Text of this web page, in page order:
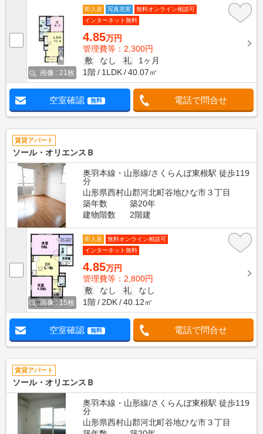
画像 : 21枚
即入居 写真充実
無料オンライン相談可
インターネット無料
4.85万円
管理費等：2,300円
敷
なし 礼
1ヶ月
1階
1LDK 40.07㎡
空室確認 無料 電話で問合せ
賃貸アパート
ソール・オリエンスＢ
奥羽本線・山形線/さくらんぼ東根駅 徒歩119
分
山形県西村山郡河北町谷地ひな市３丁目
築年数
築20年
建物階数
2階建
画像 : 15枚
即入居
無料オンライン相談可
インターネット無料
4.85万円
管理費等：2,800円
敷
なし 礼
なし
1階
2DK 40.12㎡
空室確認 無料 電話で問合せ
賃貸アパート
ソール・オリエンスＢ
奥羽本線・山形線/さくらんぼ東根駅 徒歩119
分
山形県西村山郡河北町谷地ひな市３丁目